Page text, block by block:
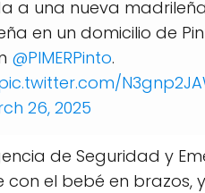
a una nueva
en un domicilio de
@PIMERPinto.
26, 2025
de Seguridad y
el bebé en brazos,